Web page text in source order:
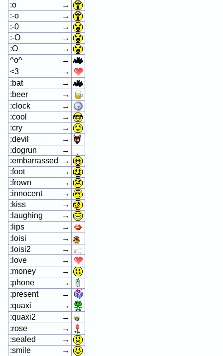
:o
→
:-o
→
:-0
→
:-O
→
:O
→
^o^
→
<3
→
:bat
→
:beer
→
:clock
→
:cool
→
:cry
→
:devil
→
:dogrun
→
:embarrassed
→
:foot
→
:frown
→
:innocent
→
:kiss
→
:laughing
→
:lips
→
:loisi
→
:loisi2
→
:love
→
:money
→
:phone
→
:present
→
:quaxi
→
:quaxi2
→
:rose
→
:sealed
→
:smile
→